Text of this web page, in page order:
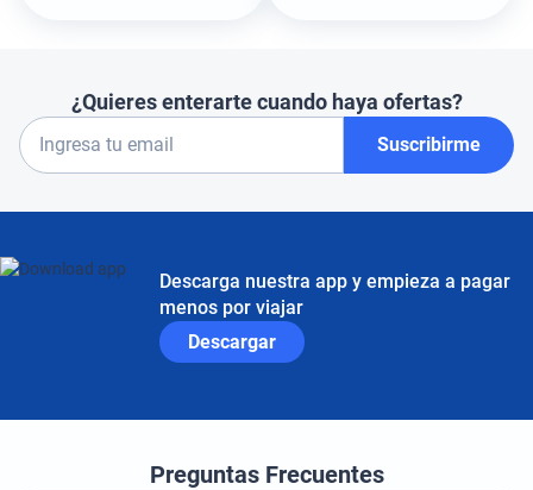
¿Quieres enterarte cuando haya ofertas?
Suscribirme
Descarga nuestra app y empieza a pagar
menos por viajar
Descargar
Preguntas Frecuentes